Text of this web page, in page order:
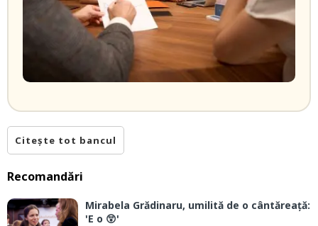
Citește tot bancul
Recomandări
Mirabela Grădinaru, umilită de o cântăreață:
'E o 😲'